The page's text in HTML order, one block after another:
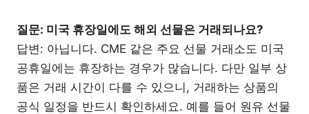
질문: 미국 휴장일에도 해외 선물은 거래되나요?
답변: 아닙니다. CME 같은 주요 선물 거래소도 미국
공휴일에는 휴장하는 경우가 많습니다. 다만 일부 상
품은 거래 시간이 다를 수 있으니, 거래하는 상품의
공식 일정을 반드시 확인하세요. 예를 들어 원유 선물